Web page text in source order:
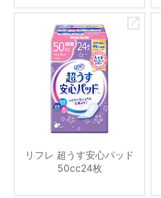
リフレ 超うす安心パッド
50cc24枚